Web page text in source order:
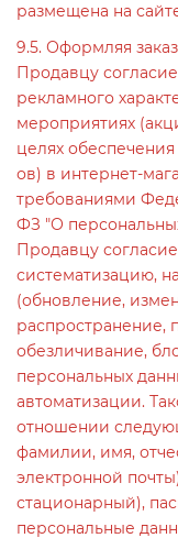
размещена на
9.5. Оформляя
Продавцу
рекламного
мероприятиях
целях
ов) в интернет-
требованиями
ФЗ "О
Продавцу
систематизацию,
(обновление,
распространение,
обезличивание,
персональных
автоматизации.
отношении
фамилии, имя,
электронной
стационарный),
персональные